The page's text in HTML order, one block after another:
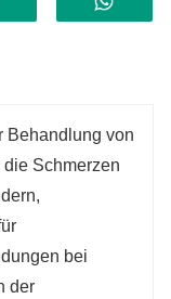
verursacht
Behandlung von
Schmerzen
bei
der